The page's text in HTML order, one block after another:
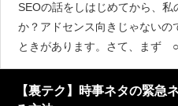
SEOの話をしはじめてから、私
か？アドセンス向きじゃないの
ときがあります。さて、まず
か・・という心配は 根本にPV
になるとおもいます。2018年8
【裏テク】時事ネタの緊急